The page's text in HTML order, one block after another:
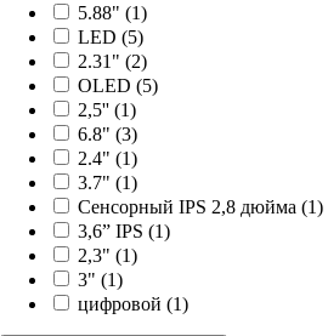
5.88" (1)
LED (5)
2.31" (2)
OLED (5)
2,5'' (1)
6.8" (3)
2.4" (1)
3.7" (1)
Сенсорный IPS 2,8 дюйма (1)
3,6” IPS (1)
2,3" (1)
3" (1)
цифровой (1)